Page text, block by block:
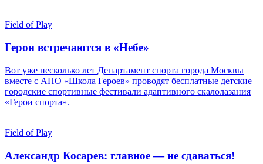
Field of Play
Герои встречаются в «Небе»
Вот уже несколько лет Департамент спорта города Москвы
вместе с АНО «Школа Героев» проводят бесплатные детские
городские спортивные фестивали адаптивного скалолазания
«Герои спорта».
Field of Play
Александр Косарев: главное — не сдаваться!